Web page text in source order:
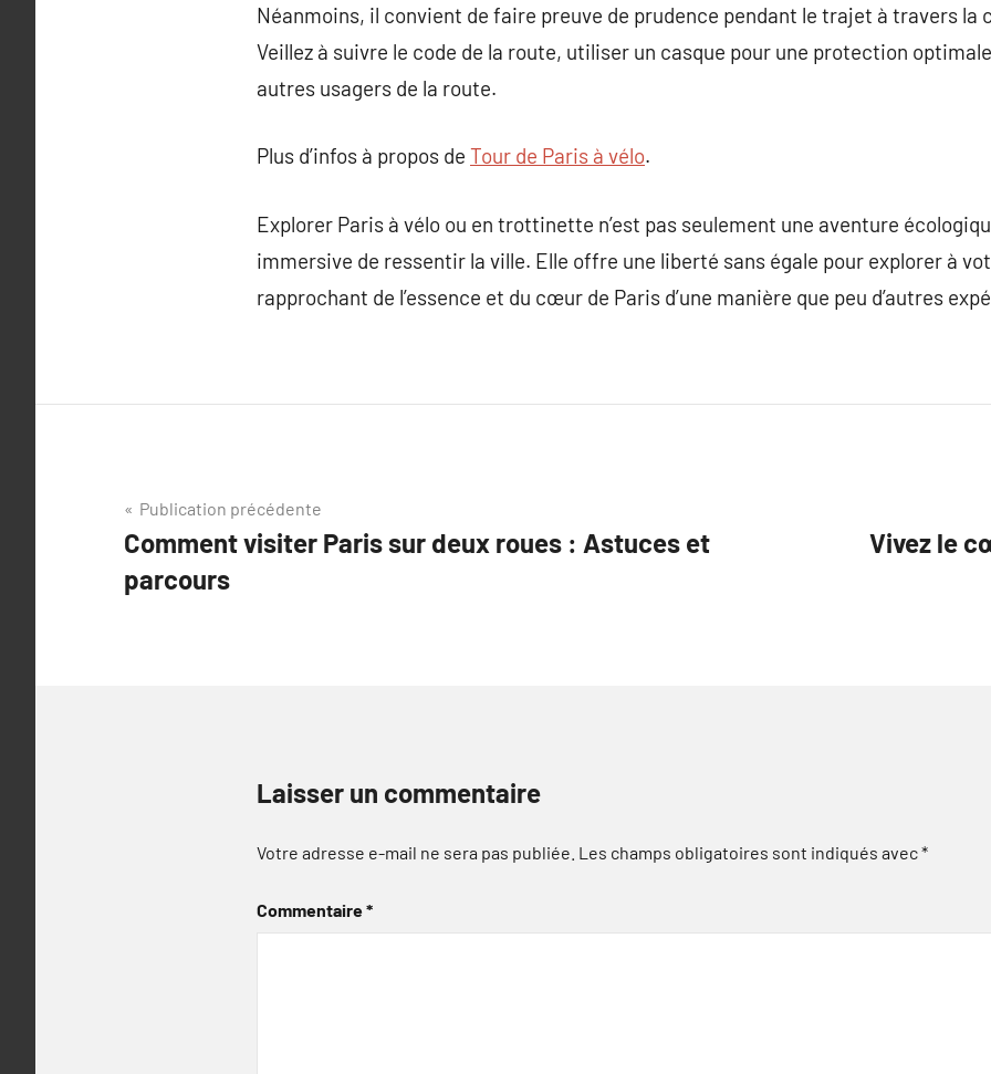
Néanmoins, il convient de faire preuve de prudence pendant le trajet à travers la
Veillez à suivre le code de la route, utiliser un casque pour une protection
autres usagers de la route.
Plus d’infos à propos de Tour de Paris à vélo.
Explorer Paris à vélo ou en trottinette n’est pas seulement une aventure
immersive de ressentir la ville. Elle offre une liberté sans égale pour explorer à
rapprochant de l’essence et du cœur de Paris d’une manière que peu d’autres
Navigation
de
l’article
Publication précédente
Comment visiter Paris sur deux roues : Astuces et
parcours
Vivez le
Laisser un commentaire
Votre adresse e-mail ne sera pas publiée. Les champs obligatoires sont indiqués avec*
Commentaire*